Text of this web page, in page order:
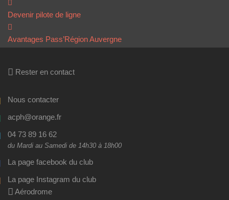
Devenir pilote de ligne
Avantages Pass’Région Auvergne
Rester en contact
Nous contacter
acph@orange.fr
04 73 89 16 62
du Mardi au Samedi de 14h30 à 18h00
La page facebook du club
La page Instagram du club
Aérodrome